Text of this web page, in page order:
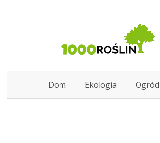
Dom Ekologia Ogród